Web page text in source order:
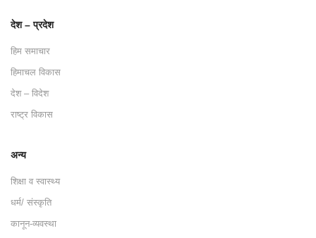
देश – प्रदेश
हिम समाचार
हिमाचल विकास
देश – विदेश
राष्ट्र विकास
अन्य
शिक्षा व स्वास्थ्य
धर्म/ संस्कृति
कानून-व्यवस्था